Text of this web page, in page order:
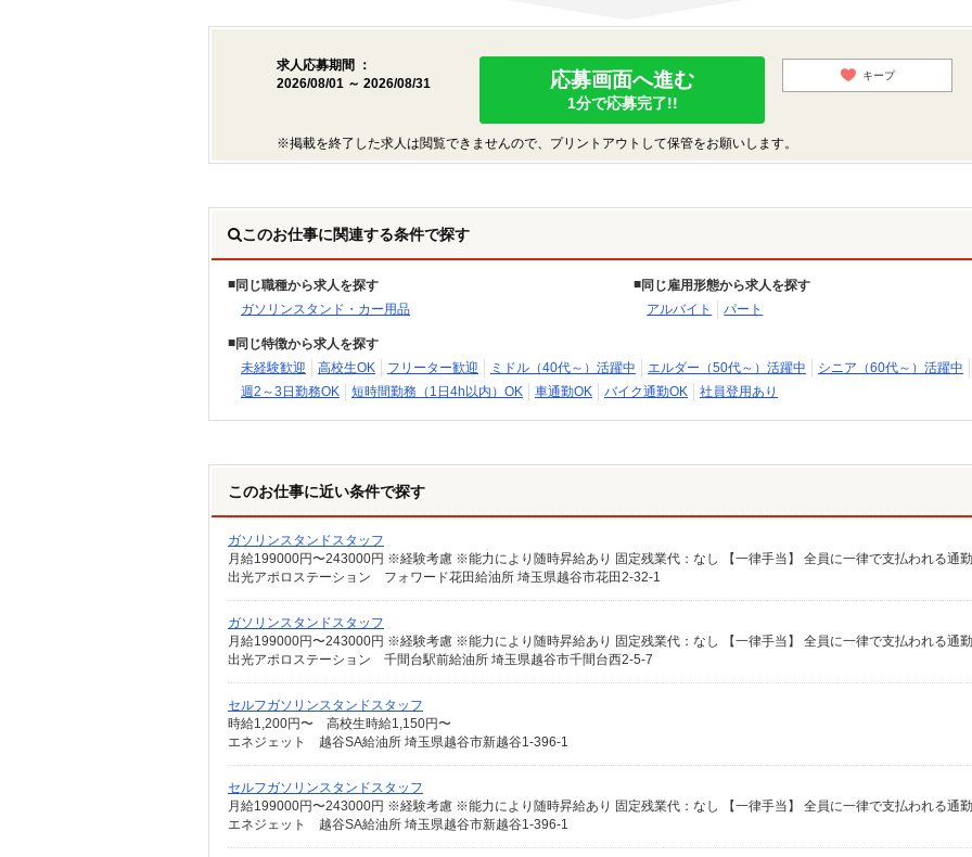
求人応募期間 ：
2026/08/01 ～ 2026/08/31
応募画面へ進む
1分で応募完了!!
キープ
※掲載を終了した求人は閲覧できませんので、プリントアウトして保管をお願いします。
このお仕事に関連する条件で探す
同じ職種から求人を探す
ガソリンスタンド・カー用品
同じ雇用形態から求人を探す
アルバイト
パート
同じ特徴から求人を探す
未経験歓迎
高校生OK フリーター歓迎 ミドル（40代～）活躍中 エルダー（50代～）活躍中
シニア（60代～）活躍中
週2～3日勤務OK
短時間勤務（1日4h以内）OK 車通勤OK バイク通勤OK 社員登用あり
このお仕事に近い条件で探す
ガソリンスタンドスタッフ
出光アポロステーション フォワード花田給油所 埼玉県越谷市花田2-32-1
ガソリンスタンドスタッフ
出光アポロステーション 千間台駅前給油所 埼玉県越谷市千間台西2-5-7
セルフガソリンスタンドスタッフ
時給1,200円〜 高校生時給1,150円〜
エネジェット 越谷SA給油所 埼玉県越谷市新越谷1-396-1
セルフガソリンスタンドスタッフ
エネジェット 越谷SA給油所 埼玉県越谷市新越谷1-396-1